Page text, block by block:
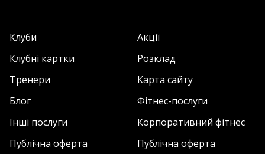
Клуби
Акції
Клубні картки
Розклад
Тренери
Карта сайту
Блог
Фітнес-послуги
Інші послуги
Корпоративний фітнес
Публічна оферта
Публічна оферта